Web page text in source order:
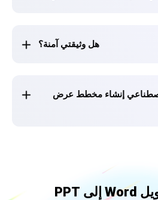
هل وثيقتي آمنة؟
إنشاء مخطط عرض
ابدأ في تحويل Word إلى PPT